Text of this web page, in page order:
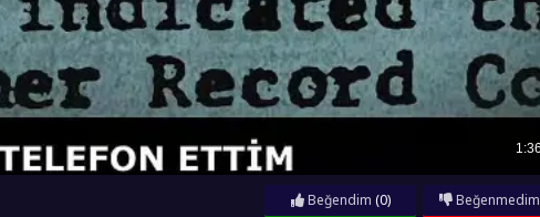
Beğendim (0) Beğenmedim